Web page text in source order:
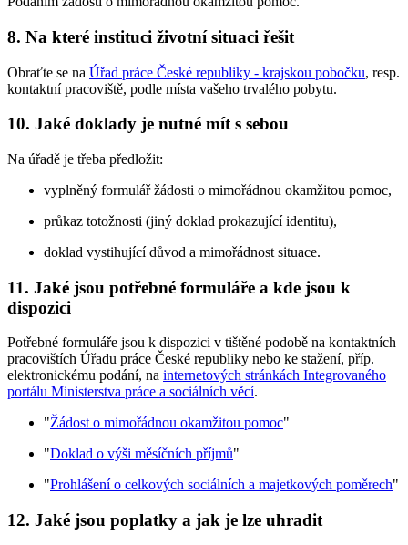
8. Na které instituci životní situaci řešit
Obraťte se na Úřad práce České republiky - krajskou pobočku, resp.
kontaktní pracoviště, podle místa vašeho trvalého pobytu.
10. Jaké doklady je nutné mít s sebou
Na úřadě je třeba předložit:
vyplněný formulář žádosti o mimořádnou okamžitou pomoc,
průkaz totožnosti (jiný doklad prokazující identitu),
doklad vystihující důvod a mimořádnost situace.
11. Jaké jsou potřebné formuláře a kde jsou k
dispozici
Potřebné formuláře jsou k dispozici v tištěné podobě na kontaktních
pracovištích Úřadu práce České republiky nebo ke stažení, příp.
elektronickému podání, na internetových stránkách Integrovaného
portálu Ministerstva práce a sociálních věcí.
"Žádost o mimořádnou okamžitou pomoc"
"Doklad o výši měsíčních příjmů"
"Prohlášení o celkových sociálních a majetkových poměrech"
12. Jaké jsou poplatky a jak je lze uhradit